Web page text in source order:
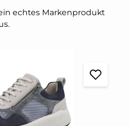
echtes Markenprodukt